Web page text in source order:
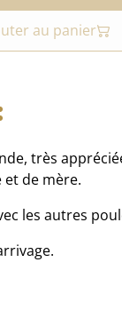
au panier
très
et de mère.
les autres